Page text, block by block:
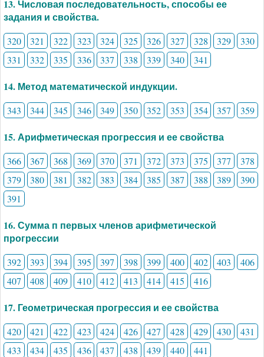
13. Числовая последовательность, способы ее
задания и свойства.
320 321 322 323 324 325 326 327 328 329
330
331
332 335 336 337 338 339 340 341
14. Метод математической индукции.
343 344 345 346 349 350 352 353 354 357 359
15. Арифметическая прогрессия и ее свойства
366 367 368 369 370 371 372 373 375 377
378
379
380 381 382 383 384 385 387 388 389
390
391
16. Сумма п первых членов арифметической
прогрессии
392 393 394 395 397 398 399 400 402 403
406
407
408 409 410 412 413 414 415 416
17. Геометрическая прогрессия и ее свойства
420 421 422 423 424 426 427 428 429 430
431
433
434 435 436 437 438 439 440 441